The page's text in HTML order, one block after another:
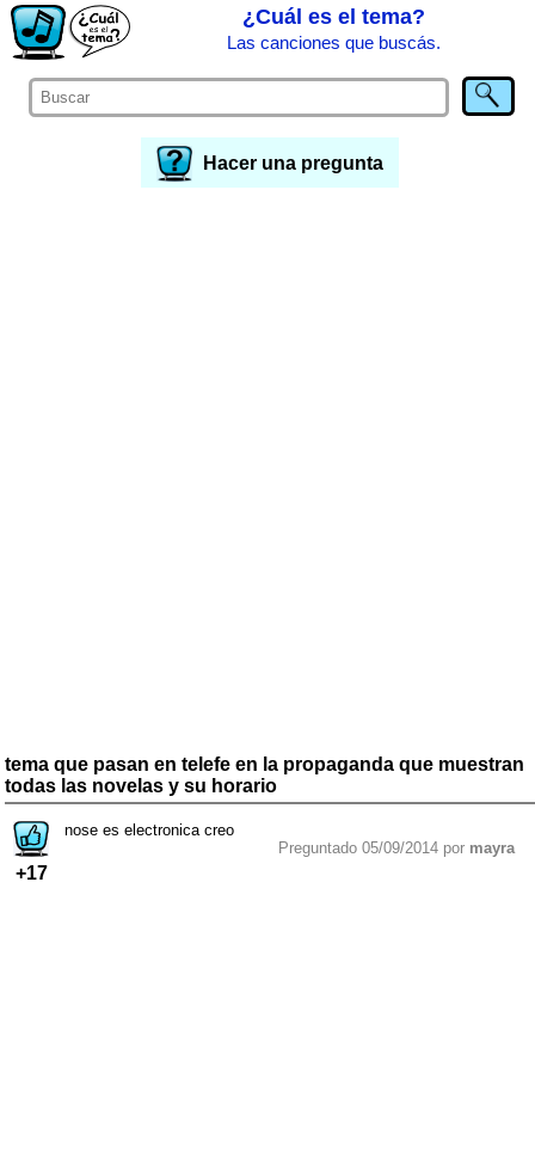
¿Cuál es el tema?
Las canciones que buscás.
Hacer una pregunta
tema que pasan en telefe en la propaganda que muestran
todas las novelas y su horario
+17
nose es electronica creo
Preguntado 05/09/2014 por mayra